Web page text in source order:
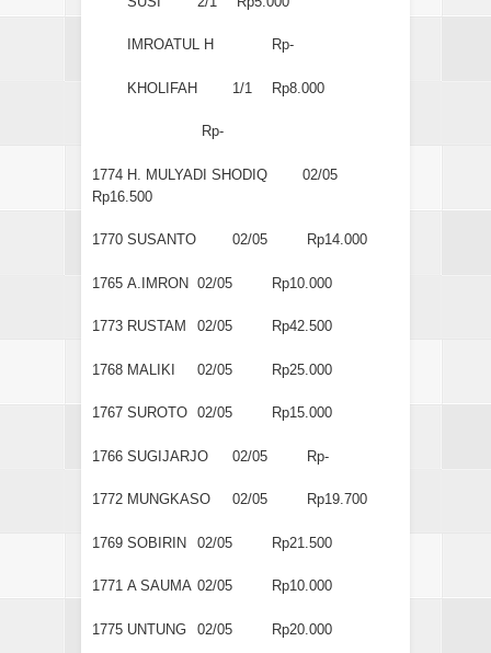
IMROATUL H Rp-
KHOLIFAH 1/1 Rp8.000
Rp-
1774 H. MULYADI SHODIQ
02/05
Rp16.500
1770 SUSANTO 02/05 Rp14.000
1765 A.IMRON 02/05 Rp10.000
1773 RUSTAM 02/05 Rp42.500
1768 MALIKI 02/05 Rp25.000
1767 SUROTO 02/05 Rp15.000
1766 SUGIJARJO 02/05 Rp-
1772 MUNGKASO 02/05 Rp19.700
1769 SOBIRIN 02/05 Rp21.500
1771 A SAUMA 02/05 Rp10.000
1775 UNTUNG 02/05 Rp20.000